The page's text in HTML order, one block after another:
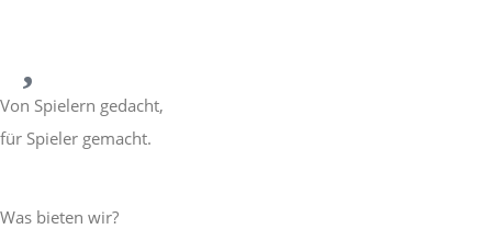
Von Spielern gedacht,
für Spieler gemacht.
Was bieten wir?